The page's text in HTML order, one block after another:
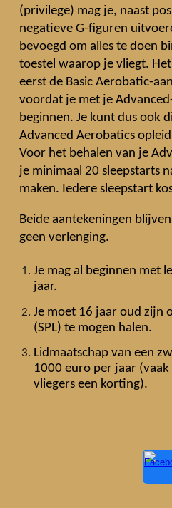
(privilege) mag je, naast
negatieve G-figuren
bevoegd om alles te doen
toestel waarop je vliegt.
eerst de Basic Aerobatic-
voordat je met je
beginnen. Je kunt dus ook
Advanced Aerobatics
Voor het behalen van je
je minimaal 20 sleepstarts
maken. Iedere sleepstart
Beide aantekeningen
geen verlenging.
Je mag al beginnen met
jaar.
Je moet 16 jaar oud zijn
(SPL) te mogen halen.
Lidmaatschap van een
1000 euro per jaar
vliegers een korting).